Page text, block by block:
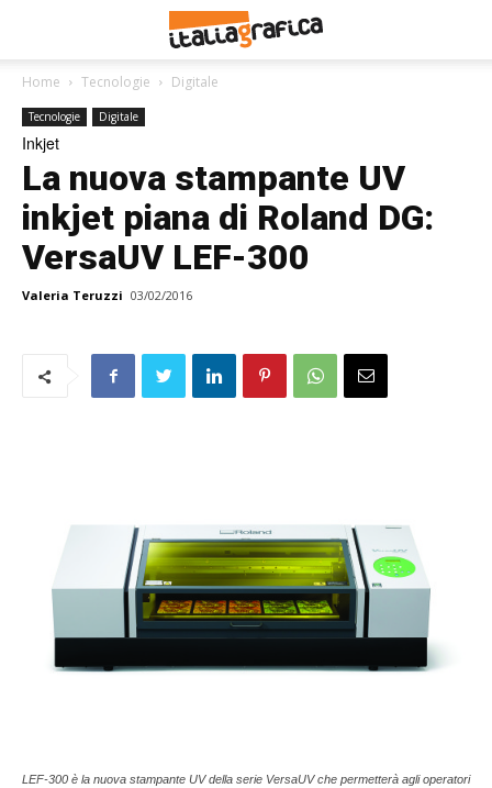
Home Tecnologie Digitale
Tecnologie Digitale
Inkjet
La nuova stampante UV
inkjet piana di Roland DG:
VersaUV LEF-300
Valeria Teruzzi 03/02/2016
LEF-300 è la nuova stampante UV della serie VersaUV che permetterà agli operatori